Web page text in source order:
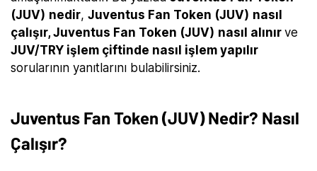
(JUV) nedir, Juventus Fan Token (JUV) nasıl
çalışır, Juventus Fan Token (JUV) nasıl alınır ve
JUV/TRY işlem çiftinde nasıl işlem yapılır
sorularının yanıtlarını bulabilirsiniz.
Juventus Fan Token (JUV) Nedir? Nasıl
Çalışır?